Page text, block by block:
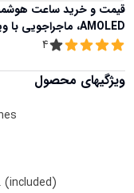
قیمت و خرید
AMOLED، ماجراجویی با ویژگی های پیشرفته( Slate Steel)
4
ویژگیهای محصول
(included)